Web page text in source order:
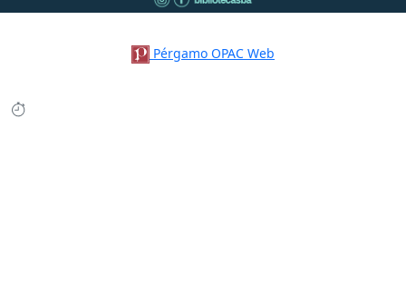
Pérgamo OPAC Web